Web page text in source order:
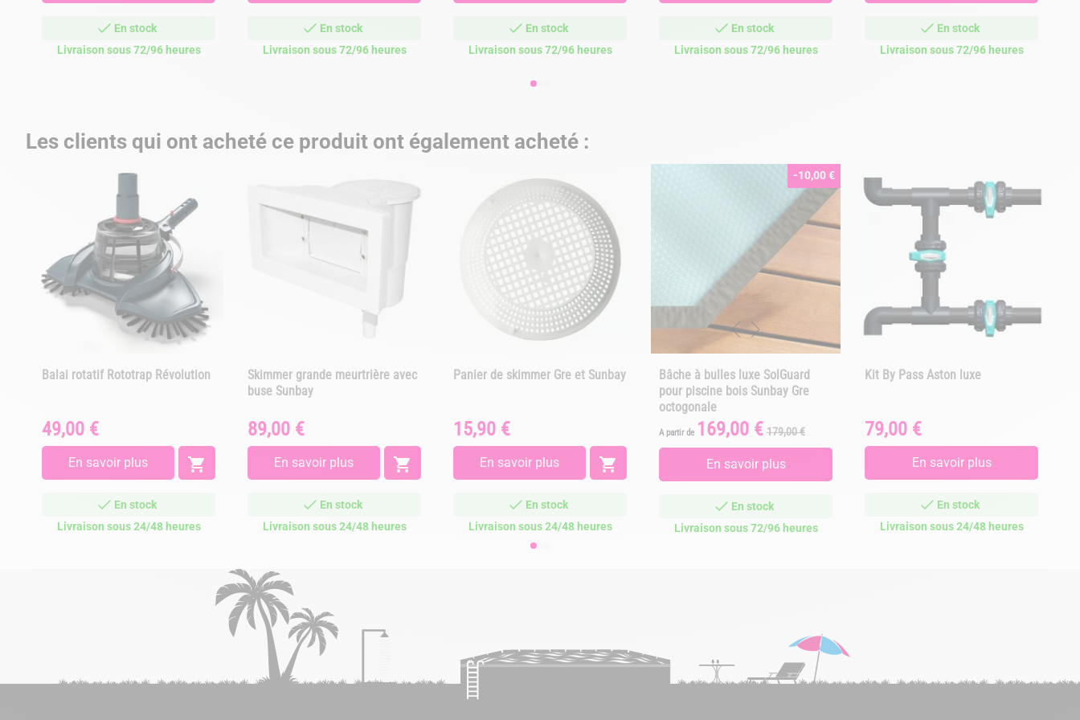
En stock
Livraison sous 72/96 heures
En stock
Livraison sous 72/96 heures
En stock
Livraison sous 72/96 heures
En stock
Livraison sous 72/96 heures
En stock
Livraison sous 72/96 heures
Les clients qui ont acheté ce produit ont également acheté :
Balai rotatif Rototrap Révolution
Prix
49,00 €
En savoir plus 
En stock
Livraison sous 24/48 heures
Skimmer grande meurtrière avec
buse Sunbay
Prix
89,00 €
En savoir plus 
En stock
Livraison sous 24/48 heures
Panier de skimmer Gre et Sunbay
Prix
15,90 €
En savoir plus 
En stock
Livraison sous 24/48 heures
-10,00 €
Bâche à bulles luxe SolGuard
pour piscine bois Sunbay Gre
octogonale
A partir de Prix
169,00 € Prix
base
179,00 €
En savoir plus
En stock
Livraison sous 72/96 heures
Kit By Pass Aston luxe
Prix
79,00 €
En savoir plus
En stock
Livraison sous 24/48 heures